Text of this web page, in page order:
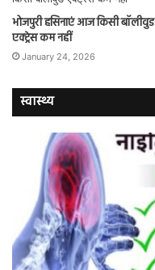
भोजपुरी हसिनाएं आज किसी बॉलीवुड
एक्ट्रेस कम नहीं
January 24, 2026
स्वास्थ्य